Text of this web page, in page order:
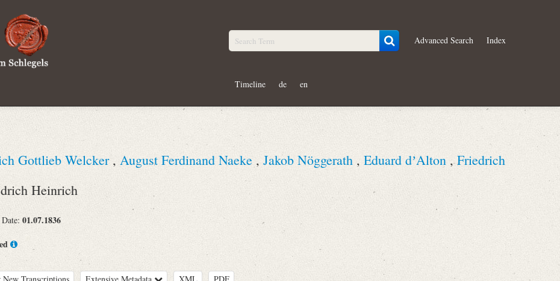
Advanced Search Index
Timeline de en
Gottlieb Welcker, August Ferdinand Naeke , Jakob Nöggerath , Eduard dʼAlton ,Friedrich
Heinrich
Date: 01.07.1836